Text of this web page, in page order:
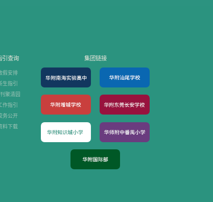
引查询
假安排
生指引
聚清园
作指引
务公开
料下载
集团链接